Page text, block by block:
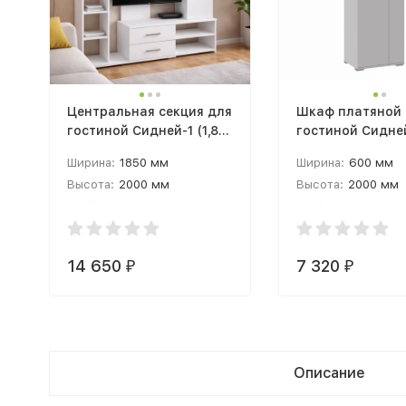
Центральная секция для
гостиной Сидней-1 (1,8м)
Ширина: 1850 мм
Высота: 2000 мм
14 650 ₽
Шкаф платяной
гостиной
Ширина: 600 мм
Высота: 2000 мм
7 320 ₽
Описание